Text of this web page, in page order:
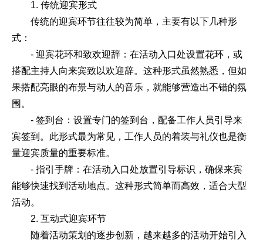
1. 传统迎宾形式
传统的迎宾环节往往较为简单，主要有以下几种形
式：
- 迎宾花环和致欢迎辞：在活动入口处设置花环，或
搭配主持人向来宾致以欢迎辞。这种形式虽然熟悉，但如
果搭配亮眼的布景与动人的音乐，就能够营造出不错的氛
围。
- 签到台：设置专门的签到台，配备工作人员引导来
宾签到。此形式最为常见，工作人员的着装与礼仪也是衡
量迎宾质量的重要标准。
- 指引手牌：在活动入口处放置引导标识，确保来宾
能够快速找到活动地点。这种形式简单而高效，适合大型
活动。
2. 互动式迎宾环节
随着活动策划的逐步创新，越来越多的活动开始引入